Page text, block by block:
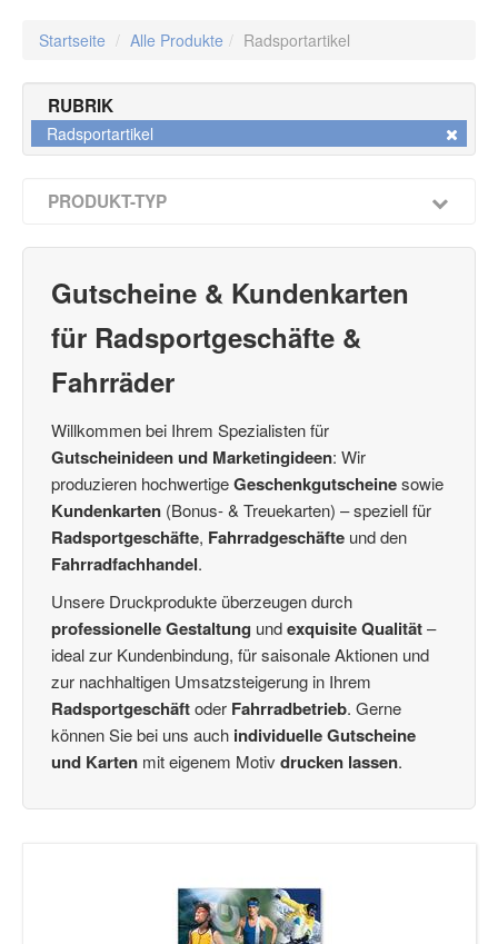
Startseite / Alle Produkte / Radsportartikel
RUBRIK
Radsportartikel
PRODUKT-TYP
Caro-Gutscheine(1)
Booklet-Gutscheine(2)
Kuverts 120 x 120 mm
Gutschein-Boxen 3D
4Emotion-Gutscheine(7)
Kundenkarten / Bonuskarten(15)
Vorteils-Card(2)
Treue-Bons(2)
Empfehlungskarten(3)
Glückwunschkarten(18)
Schleifen(28)
Kundengeschenke / Weihnachtsgeschenke
(1)
Weihnachtspostkarten
Combi-Gutscheine (1)
Gutscheinverpackung dreidimensional / Euro-Box
Wertgutscheine / Euro-Box-Gutscheine (20)
Gutscheine & Kundenkarten
für Radsportgeschäfte &
Fahrräder
Willkommen bei Ihrem Spezialisten für
Gutscheinideen und Marketingideen: Wir
produzieren hochwertigeGeschenkgutscheinesowie
Kundenkarten (Bonus- & Treuekarten) – speziell für
Radsportgeschäfte, Fahrradgeschäfte und den
Fahrradfachhandel.
Unsere Druckprodukte überzeugen durch
professionelle Gestaltung undexquisite Qualität–
ideal zur Kundenbindung, für saisonale Aktionen und
zur nachhaltigen Umsatzsteigerung in Ihrem
Radsportgeschäftoder Fahrradbetrieb. Gerne
können Sie bei uns auch individuelle Gutscheine
und Karten mit eigenem Motiv drucken lassen.